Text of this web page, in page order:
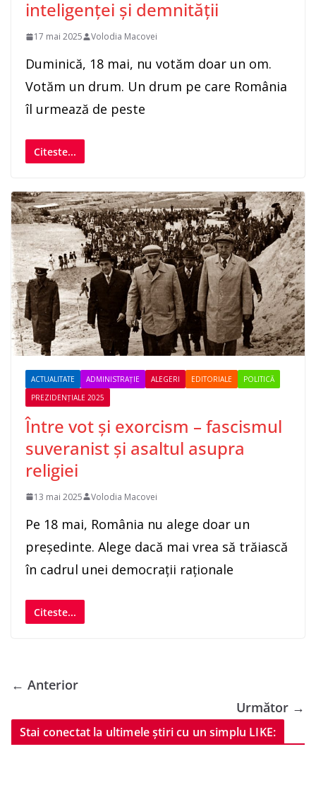
inteligenței și demnității
17 mai 2025 Volodia Macovei
Duminică, 18 mai, nu votăm doar un om.
Votăm un drum. Un drum pe care România
îl urmează de peste
Citeste...
ACTUALITATE ADMINISTRAȚIE ALEGERI EDITORIALE
POLITICĂ
PREZIDENȚIALE 2025
Între vot și exorcism – fascismul
suveranist și asaltul asupra
religiei
13 mai 2025 Volodia Macovei
Pe 18 mai, România nu alege doar un
președinte. Alege dacă mai vrea să trăiască
în cadrul unei democrații raționale
Citeste...
← Anterior
Următor →
Stai conectat la ultimele știri cu un simplu LIKE: